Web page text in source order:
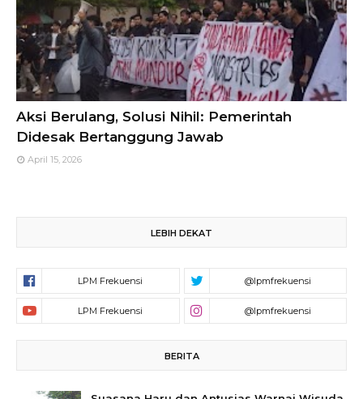
Aksi Berulang, Solusi Nihil: Pemerintah
Didesak Bertanggung Jawab
April 15, 2026
LEBIH DEKAT
BERITA